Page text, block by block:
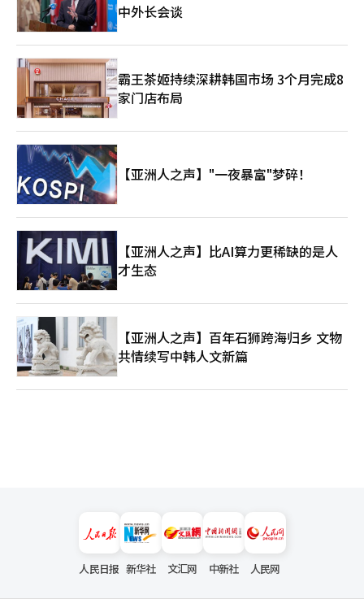
中外长会谈
霸王茶姬持续深耕韩国市场 3个月完成8
家门店布局
【亚洲人之声】"一夜暴富"梦碎！
【亚洲人之声】比AI算力更稀缺的是人
才生态
【亚洲人之声】百年石狮跨海归乡 文物
共情续写中韩人文新篇
人民日报 新华社 文汇网 中新社 人民网